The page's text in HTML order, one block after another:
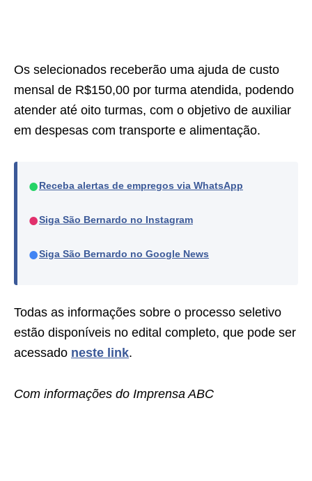
Os selecionados receberão uma ajuda de custo
mensal de R$150,00 por turma atendida, podendo
atender até oito turmas, com o objetivo de auxiliar
em despesas com transporte e alimentação.
● Receba alertas de empregos via WhatsApp
●Siga São Bernardo no Instagram
●Siga São Bernardo no Google News
Todas as informações sobre o processo seletivo
estão disponíveis no edital completo, que pode ser
acessado neste link.
Com informações do Imprensa ABC